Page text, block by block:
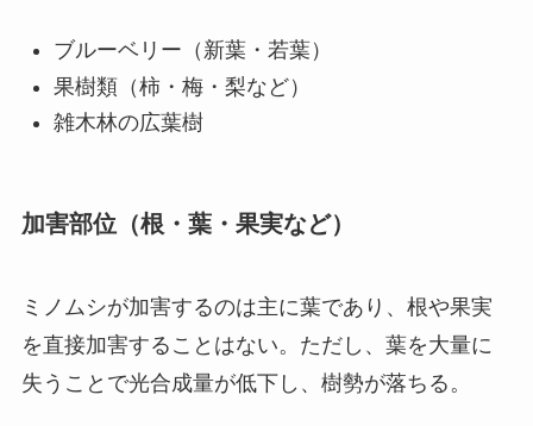
ブルーベリー（新葉・若葉）
果樹類（柿・梅・梨など）
雑木林の広葉樹
加害部位（根・葉・果実など）
ミノムシが加害するのは主に葉であり、根や果実
を直接加害することはない。ただし、葉を大量に
失うことで光合成量が低下し、樹勢が落ちる。